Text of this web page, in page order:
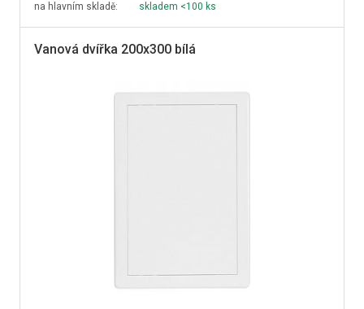
na hlavním skladě:
skladem <100 ks
Vanová dvířka 200x300 bílá